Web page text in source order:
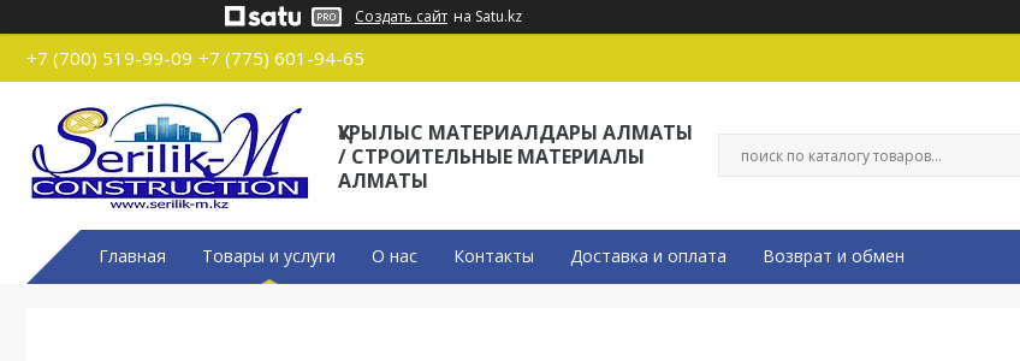
Создать сайт на Satu.kz
+7 (700) 519-99-09 +7 (775) 601-94-65
ҚҰРЫЛЫС МАТЕРИАЛДАРЫ АЛМАТЫ
/ СТРОИТЕЛЬНЫЕ МАТЕРИАЛЫ
АЛМАТЫ
Главная Товары и услуги О нас Контакты Доставка и оплата Возврат и обмен